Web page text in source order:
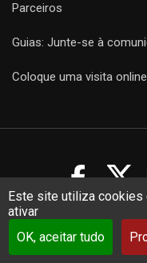
Este site utiliza cookies
ativar
OK, aceitar tudo
Parceiros
Guias: Junte-se à
Coloque uma visita
Copyright Guides 2021.
web